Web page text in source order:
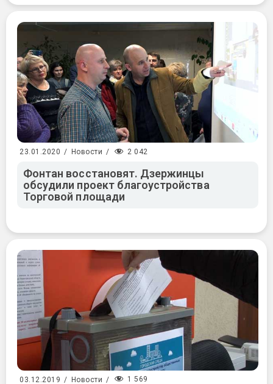
23.01.2020 / Новости / 2 042
Фонтан восстановят. Дзержинцы
обсудили проект благоустройства
Торговой площади
03.12.2019 / Новости / 1 569